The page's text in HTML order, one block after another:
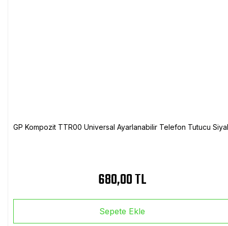
GP Kompozit TTR00 Universal Ayarlanabilir Telefon Tutucu
680,00 TL
Sepete Ekle